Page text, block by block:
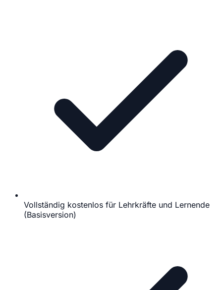
Vollständig kostenlos für Lehrkräfte und Lernende
(Basisversion)